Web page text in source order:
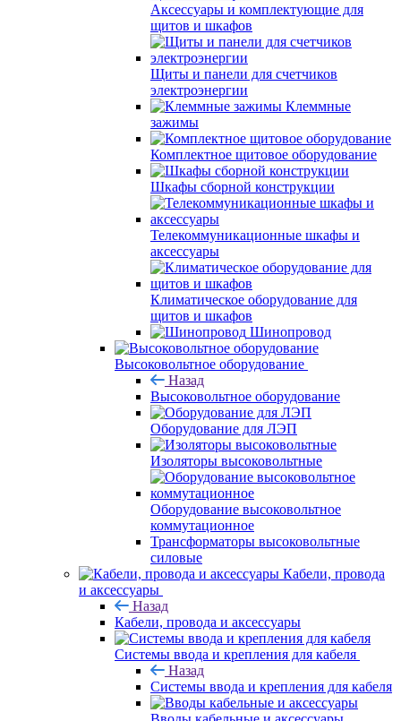
Аксессуары и комплектующие для
щитов и шкафов
Щиты и панели для счетчиков
электроэнергии
Клеммные
зажимы
Комплектное щитовое оборудование
Шкафы сборной конструкции
Телекоммуникационные шкафы и
аксессуары
Климатическое оборудование для
щитов и шкафов
Шинопровод
Высоковольтное оборудование
Назад
Высоковольтное оборудование
Оборудование для ЛЭП
Изоляторы высоковольтные
Оборудование высоковольтное
коммутационное
Трансформаторы высоковольтные
силовые
Кабели, провода
и аксессуары
Назад
Кабели, провода и аксессуары
Системы ввода и крепления для кабеля
Назад
Системы ввода и крепления для кабеля